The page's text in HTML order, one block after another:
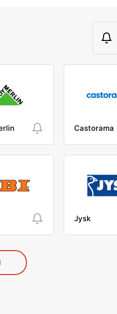
Castorama
Jysk